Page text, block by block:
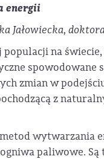
energii
Jałowiecka,
na
spowodowane
zmian w
z
paliwowe.